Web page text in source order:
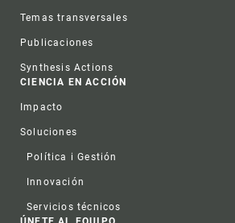
Temas transversales
Publicaciones
Synthesis Actions
CIENCIA EN ACCIÓN
Impacto
Soluciones
Política i Gestión
Innovación
Servicios técnicos